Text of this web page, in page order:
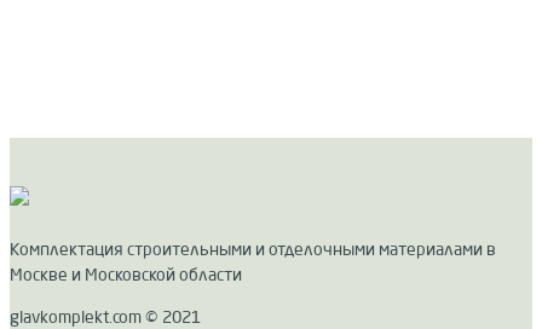
Комплектация строительными и отделочными материалами в
Москве и Московской области
glavkomplekt.com © 2021